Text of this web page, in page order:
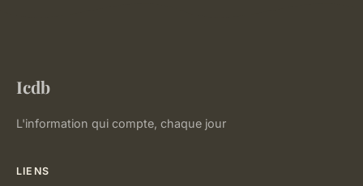
Icdb
L'information qui compte, chaque jour
LIENS